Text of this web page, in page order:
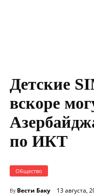
Детские
вскоре
по ИКТ
Общество
By Вести Баку 13 августа,